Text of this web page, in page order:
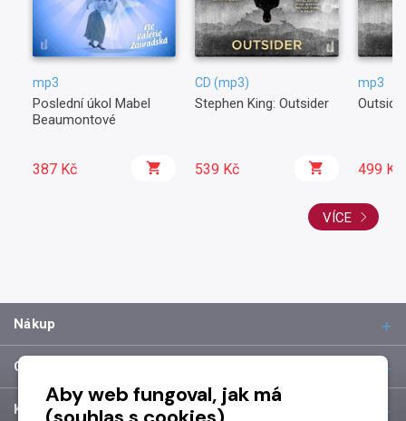
mp3
Poslední úkol Mabel
Beaumontové
387 Kč
CD (mp3)
Stephen King: Outsider
539 Kč
mp3
499 Kč
VÍCE
Nákup
O společnosti
Kontakt
Aby web fungoval, jak má